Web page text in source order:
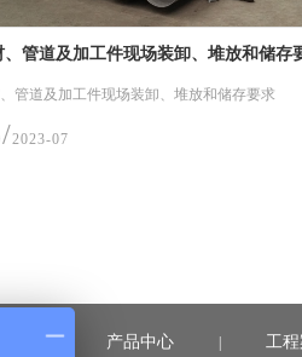
热烈祝贺楚能新能源（孝感）锂
6月28日，楚能新能源孝感锂电池产业
感市委、市政府讲话，并宣布楚能新
| 产品中心 | 工